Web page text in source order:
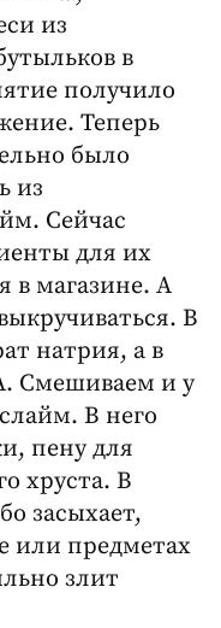
из
в
получило
Теперь
было
из
Сейчас
для их
в магазине. А
В
натрия, а в
Смешиваем и у
В него
пену для
хруста. В
засыхает,
или предметах
злит